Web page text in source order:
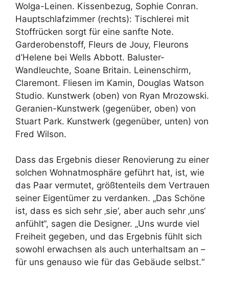
Wolga-Leinen. Kissenbezug, Sophie Conran.
Hauptschlafzimmer (rechts): Tischlerei mit
Stoffrücken sorgt für eine sanfte Note.
Garderobenstoff, Fleurs de Jouy, Fleurons
d’Helene bei Wells Abbott. Baluster-
Wandleuchte, Soane Britain. Leinenschirm,
Claremont. Fliesen im Kamin, Douglas Watson
Studio. Kunstwerk (oben) von Ryan Mrozowski.
Geranien-Kunstwerk (gegenüber, oben) von
Stuart Park. Kunstwerk (gegenüber, unten) von
Fred Wilson.
Dass das Ergebnis dieser Renovierung zu einer
solchen Wohnatmosphäre geführt hat, ist, wie
das Paar vermutet, größtenteils dem Vertrauen
seiner Eigentümer zu verdanken. „Das Schöne
ist, dass es sich sehr ‚sie‘, aber auch sehr ‚uns‘
anfühlt“, sagen die Designer. „Uns wurde viel
Freiheit gegeben, und das Ergebnis fühlt sich
sowohl erwachsen als auch unterhaltsam an –
für uns genauso wie für das Gebäude selbst.“